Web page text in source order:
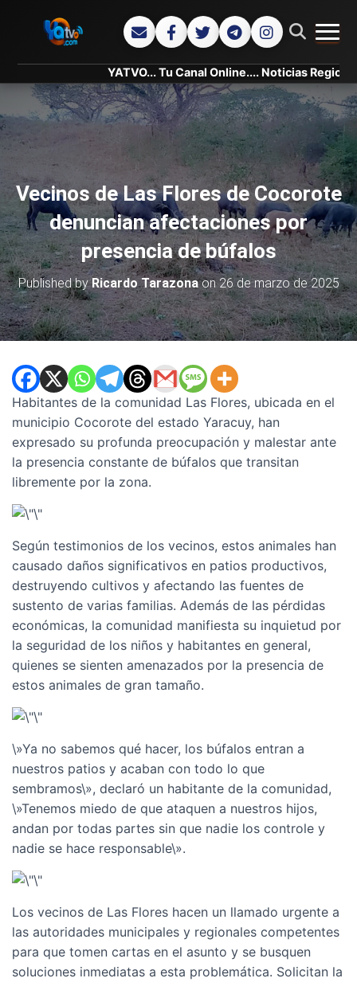
YATVO... Tu Canal Online.... Noticias Regionales,
Vecinos de Las Flores de Cocorote
denuncian afectaciones por
presencia de búfalos
Published byRicardo Tarazonaon26 de marzo de 2025
Habitantes de la comunidad Las Flores, ubicada en el
municipio Cocorote del estado Yaracuy, han
expresado su profunda preocupación y malestar ante
la presencia constante de búfalos que transitan
libremente por la zona.
Según testimonios de los vecinos, estos animales han
causado daños significativos en patios productivos,
destruyendo cultivos y afectando las fuentes de
sustento de varias familias. Además de las pérdidas
económicas, la comunidad manifiesta su inquietud por
la seguridad de los niños y habitantes en general,
quienes se sienten amenazados por la presencia de
estos animales de gran tamaño.
\»Ya no sabemos qué hacer, los búfalos entran a
nuestros patios y acaban con todo lo que
sembramos\», declaró un habitante de la comunidad,
\»Tenemos miedo de que ataquen a nuestros hijos,
andan por todas partes sin que nadie los controle y
nadie se hace responsable\».
Los vecinos de Las Flores hacen un llamado urgente a
las autoridades municipales y regionales competentes
para que tomen cartas en el asunto y se busquen
soluciones inmediatas a esta problemática. Solicitan la